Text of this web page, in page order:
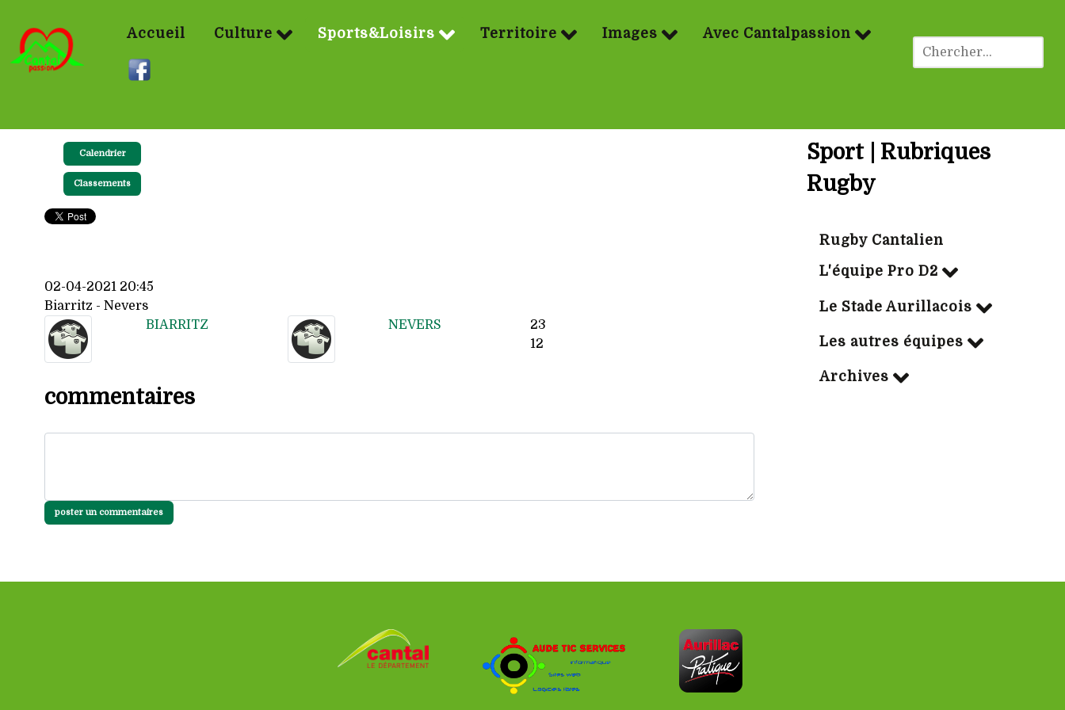
Accueil Culture Sports&Loisirs Territoire Images Avec Cantalpassion
Calendrier
Classements
02-04-2021 20:45
Biarritz - Nevers
BIARRITZ
NEVERS
23
12
commentaires
poster un commentaires
Sport | Rubriques
Rugby
Rugby Cantalien
L'équipe Pro D2
Le Stade Aurillacois
Les autres équipes
Archives